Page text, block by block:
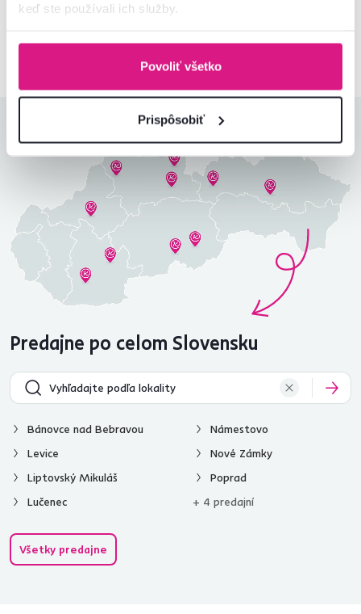
keď ste používali ich služby.
Povoliť všetko
Prispôsobiť
e‑mailov tak, aby vám nič neušlo.Návod nájdete tu.
Predajne po celom Slovensku
Bánovce nad Bebravou
Levice
Liptovský Mikuláš
Lučenec
Námestovo
Nové Zámky
Poprad
+ 4 predajní
Všetky predajne